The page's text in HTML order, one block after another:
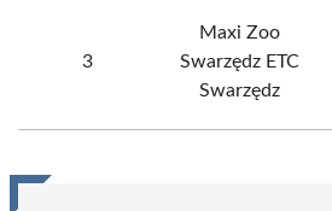
3
Maxi Zoo
Swarzędz ETC
Swarzędz